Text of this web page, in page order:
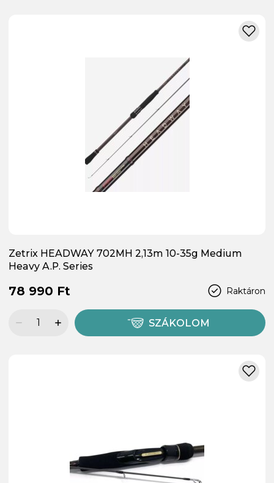
Zetrix HEADWAY 702MH 2,13m 10-35g Medium
Heavy A.P. Series
Raktáron
78 990 Ft
SZÁKOLOM